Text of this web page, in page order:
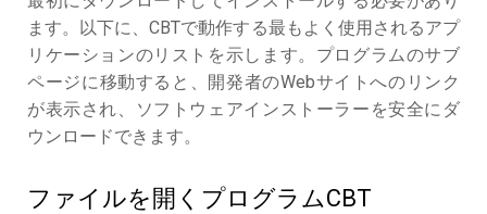
ます。以下に、CBTで動作する最もよく使用されるアプ
リケーションのリストを示します。プログラムのサブ
ページに移動すると、開発者のWebサイトへのリンク
が表示され、ソフトウェアインストーラーを安全にダ
ウンロードできます。
ファイルを開くプログラムCBT